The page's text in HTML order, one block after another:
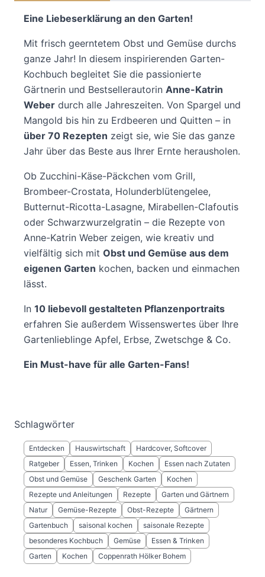
Eine Liebeserklärung an den Garten!
Mit frisch geerntetem Obst und Gemüse durchs
ganze Jahr! In diesem inspirierenden Garten-
Kochbuch begleitet Sie die passionierte
Gärtnerin und Bestsellerautorin Anne-Katrin
Weber durch alle Jahreszeiten. Von Spargel und
Mangold bis hin zu Erdbeeren und Quitten – in
über 70 Rezepten zeigt sie, wie Sie das ganze
Jahr über das Beste aus Ihrer Ernte herausholen.
Ob Zucchini-Käse-Päckchen vom Grill,
Brombeer-Crostata, Holunderblütengelee,
Butternut-Ricotta-Lasagne, Mirabellen-Clafoutis
oder Schwarzwurzelgratin – die Rezepte von
Anne-Katrin Weber zeigen, wie kreativ und
vielfältig sich mit Obst und Gemüse aus dem
eigenen Garten kochen, backen und einmachen
lässt.
In 10 liebevoll gestalteten Pflanzenportraits
erfahren Sie außerdem Wissenswertes über Ihre
Gartenlieblinge Apfel, Erbse, Zwetschge & Co.
Ein Must-have für alle Garten-Fans!
Schlagwörter
Entdecken Hauswirtschaft
Hardcover, Softcover
Ratgeber
Essen, Trinken Kochen
Essen nach Zutaten
Obst und Gemüse
Geschenk Garten
Kochen
Rezepte und Anleitungen
Rezepte
Garten und Gärtnern
Natur
Gemüse-Rezepte Obst-Rezepte
Gärtnern
Gartenbuch
saisonal kochen
saisonale Rezepte
besonderes Kochbuch
Gemüse
Essen & Trinken
Garten
Kochen Coppenrath Hölker Bohem